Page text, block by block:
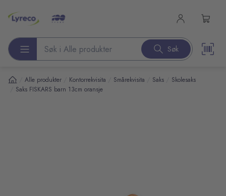
Søk etter produkter Søk
Alle produkter Kontorrekvisita Smårekvisita Saks Skolesaks
Saks FISKARS barn 13cm oransje